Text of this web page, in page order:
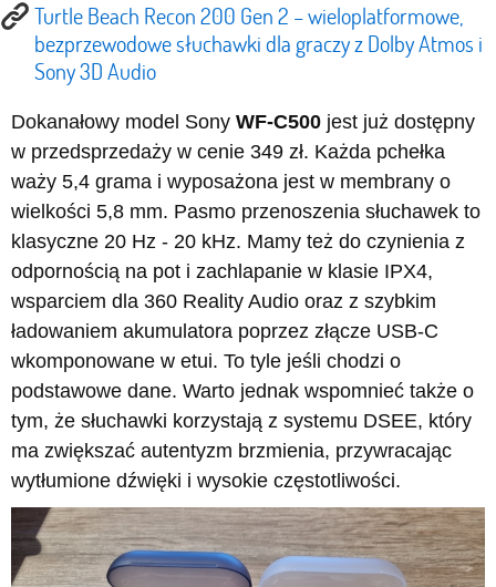
Turtle Beach Recon 200 Gen 2 – wieloplatformowe,
bezprzewodowe słuchawki dla graczy z Dolby Atmos i
Sony 3D Audio
Dokanałowy model Sony WF-C500 jest już dostępny
w przedsprzedaży w cenie 349 zł. Każda pchełka
waży 5,4 grama i wyposażona jest w membrany o
wielkości 5,8 mm. Pasmo przenoszenia słuchawek to
klasyczne 20 Hz - 20 kHz. Mamy też do czynienia z
odpornością na pot i zachlapanie w klasie IPX4,
wsparciem dla 360 Reality Audio oraz z szybkim
ładowaniem akumulatora poprzez złącze USB-C
wkomponowane w etui. To tyle jeśli chodzi o
podstawowe dane. Warto jednak wspomnieć także o
tym, że słuchawki korzystają z systemu DSEE, który
ma zwiększać autentyzm brzmienia, przywracając
wytłumione dźwięki i wysokie częstotliwości.